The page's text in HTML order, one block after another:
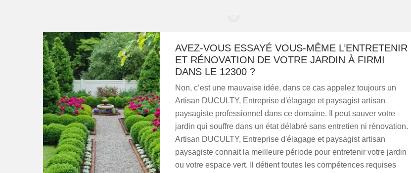
AVEZ-VOUS ESSAYÉ VOUS-MÊME L’ENTRETENIR
ET RÉNOVATION DE VOTRE JARDIN À FIRMI
DANS LE 12300 ?
Non, c’est une mauvaise idée, dans ce cas appelez toujours un
Artisan DUCULTY, Entreprise d'élagage et paysagist artisan
paysagiste professionnel dans ce domaine. Il peut sauver votre
jardin qui souffre dans un état délabré sans entretien ni rénovation.
Artisan DUCULTY, Entreprise d'élagage et paysagist artisan
paysagiste connait la meilleure période pour entretenir votre jardin
ou votre espace vert. Il détient toutes les compétences requises